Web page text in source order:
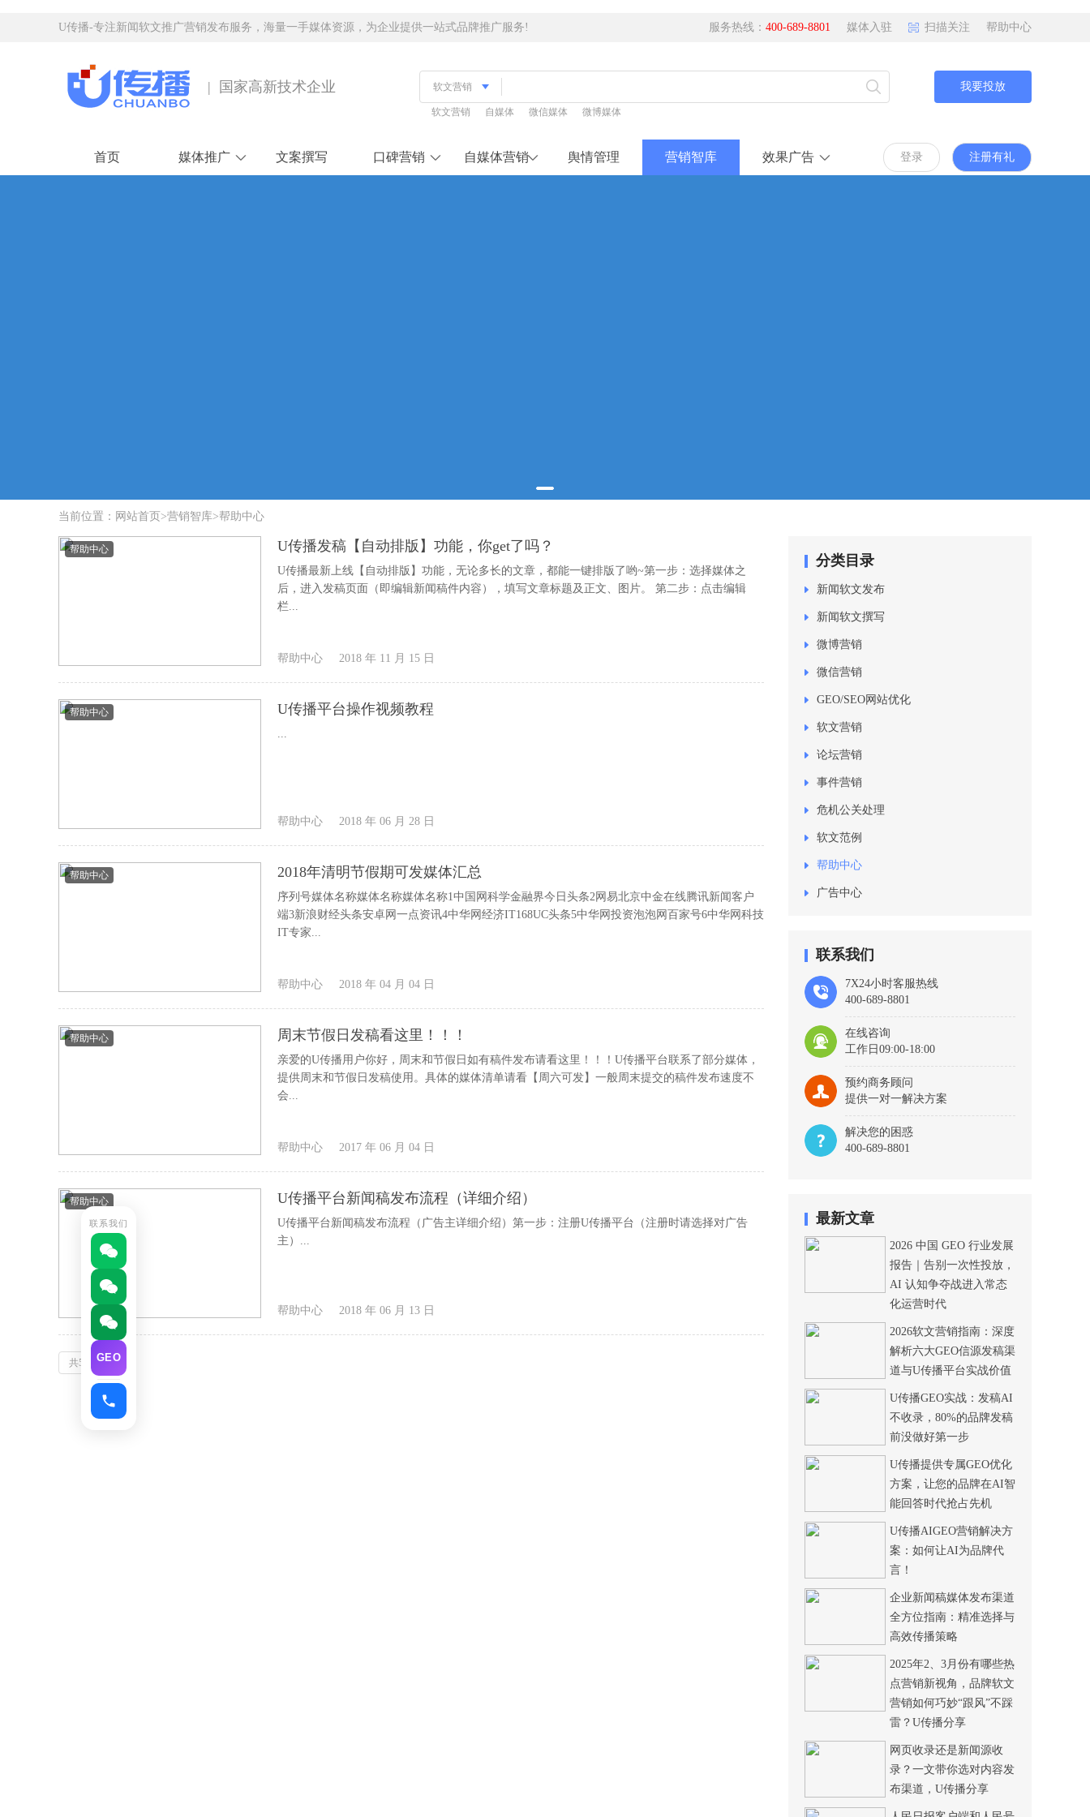
U传播-专注新闻软文推广营销发布服务，海量一手媒体资源，为企业提供一站式品牌推广服务! 服务热线： 400-689-8801 媒体入驻 扫描关注 帮助中心
| 国家高新技术企业
软文营销 自媒体 微信媒体 微博媒体
我要投放
首页 媒体推广 文案撰写 口碑营销 自媒体营销 舆情管理 营销智库 效果广告 登录 注册有礼
当前位置： 网站首页 >营销智库>帮助中心
帮助中心 U传播发稿【自动排版】功能，你get了吗？
U传播最新上线【自动排版】功能，无论多长的文章，都能一键排版了哟~第一步：选择媒体之
后，进入发稿页面（即编辑新闻稿件内容），填写文章标题及正文、图片。 第二步：点击编辑
栏...
帮助中心 2018 年 11 月 15 日
帮助中心 U传播平台操作视频教程
...
帮助中心 2018 年 06 月 28 日
帮助中心 2018年清明节假期可发媒体汇总
序列号媒体名称媒体名称媒体名称1中国网科学金融界今日头条2网易北京中金在线腾讯新闻客户
端3新浪财经头条安卓网一点资讯4中华网经济IT168UC头条5中华网投资泡泡网百家号6中华网科技
IT专家...
帮助中心 2018 年 04 月 04 日
帮助中心 周末节假日发稿看这里！！！
亲爱的U传播用户你好，周末和节假日如有稿件发布请看这里！！！U传播平台联系了部分媒体，
提供周末和节假日发稿使用。具体的媒体清单请看【周六可发】一般周末提交的稿件发布速度不
会...
帮助中心 2017 年 06 月 04 日
帮助中心 U传播平台新闻稿发布流程（详细介绍）
U传播平台新闻稿发布流程（广告主详细介绍）第一步：注册U传播平台（注册时请选择对广告
主）...
帮助中心 2018 年 06 月 13 日
共5条记录
分类目录
新闻软文发布
新闻软文撰写
微博营销
微信营销
GEO/SEO网站优化
软文营销
论坛营销
事件营销
危机公关处理
软文范例
帮助中心
广告中心
联系我们
7X24小时客服热线
400-689-8801
在线咨询
工作日09:00-18:00
预约商务顾问
提供一对一解决方案
解决您的困惑
400-689-8801
最新文章
2026 中国 GEO 行业发展
报告｜告别一次性投放，
AI 认知争夺战进入常态
化运营时代
2026软文营销指南：深度
解析六大GEO信源发稿渠
道与U传播平台实战价值
U传播GEO实战：发稿AI
不收录，80%的品牌发稿
前没做好第一步
U传播提供专属GEO优化
方案，让您的品牌在AI智
能回答时代抢占先机
U传播AIGEO营销解决方
案：如何让AI为品牌代
言！
企业新闻稿媒体发布渠道
全方位指南：精准选择与
高效传播策略
2025年2、3月份有哪些热
点营销新视角，品牌软文
营销如何巧妙“跟风”不踩
雷？U传播分享
网页收录还是新闻源收
录？一文带你选对内容发
布渠道，U传播分享
联系我们
GEO